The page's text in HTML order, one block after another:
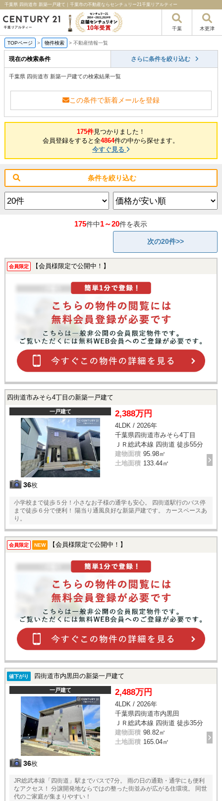
千葉県 四街道市 新築一戸建て｜千葉市の不動産ならセンチュリー21千葉リアルティー
千葉 木更津
TOPページ > 物件検索 > 不動産情報一覧
現在の検索条件 さらに条件を絞り込む
千葉県 四街道市 新築一戸建ての検索結果一覧
この条件で新着メールを登録
175件見つかりました！
会員登録をすると全4864件の中から探せます。
今すぐ見る
条件を絞り込む
175件中1～20件を表示
次の20件>>
会員限定 【会員様限定で公開中！】
四街道市みそら4丁目の新築一戸建て
一戸建て
36枚
2,388万円
4LDK / 2026年
千葉県四街道市みそら4丁目
ＪＲ総武本線 四街道 徒歩55分
建物面積 95.98㎡
土地面積 133.44㎡
小学校まで徒歩５分！小さなお子様の通学も安心。 四街道駅行のバス停
まで徒歩６分で便利！ 陽当り通風良好な新築戸建です。 カースペースあ
り。
会員限定 NEW 【会員様限定で公開中！】
値下がり 四街道市内黒田の新築一戸建て
一戸建て
36枚
2,488万円
4LDK / 2026年
千葉県四街道市内黒田
ＪＲ総武本線 四街道 徒歩35分
建物面積 98.82㎡
土地面積 165.04㎡
JR総武本線「四街道」駅までバスで7分。 雨の日の通勤・通学にも便利
なアクセス！ 分譲開発地ならではの整った街並みが広がる住環境。 同世
代のご家庭が集まりやすい！